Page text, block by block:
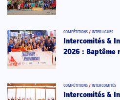
COMPÉTITIONS / INTERLIGUES
Intercomités &
2026 : Baptême
COMPÉTITIONS / INTERCOMITÉS
Intercomités &